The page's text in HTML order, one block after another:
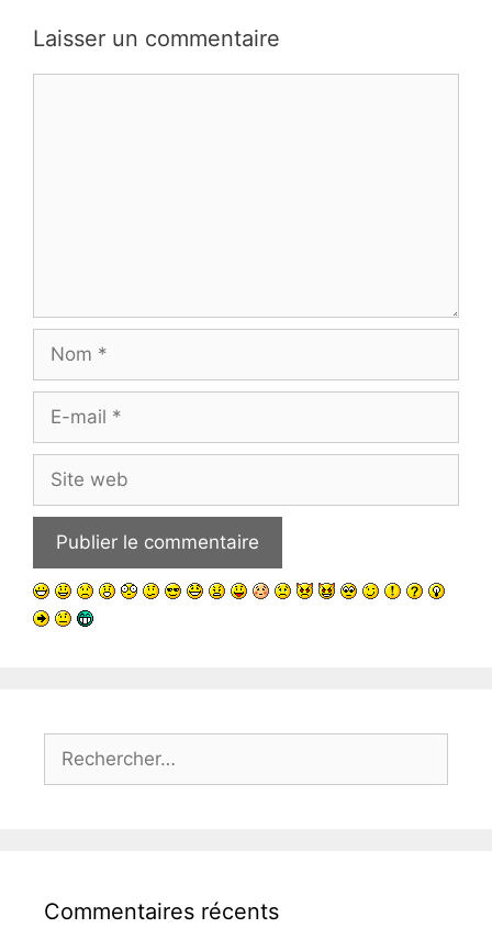
Laisser un commentaire
mail
web
Commentaires récents